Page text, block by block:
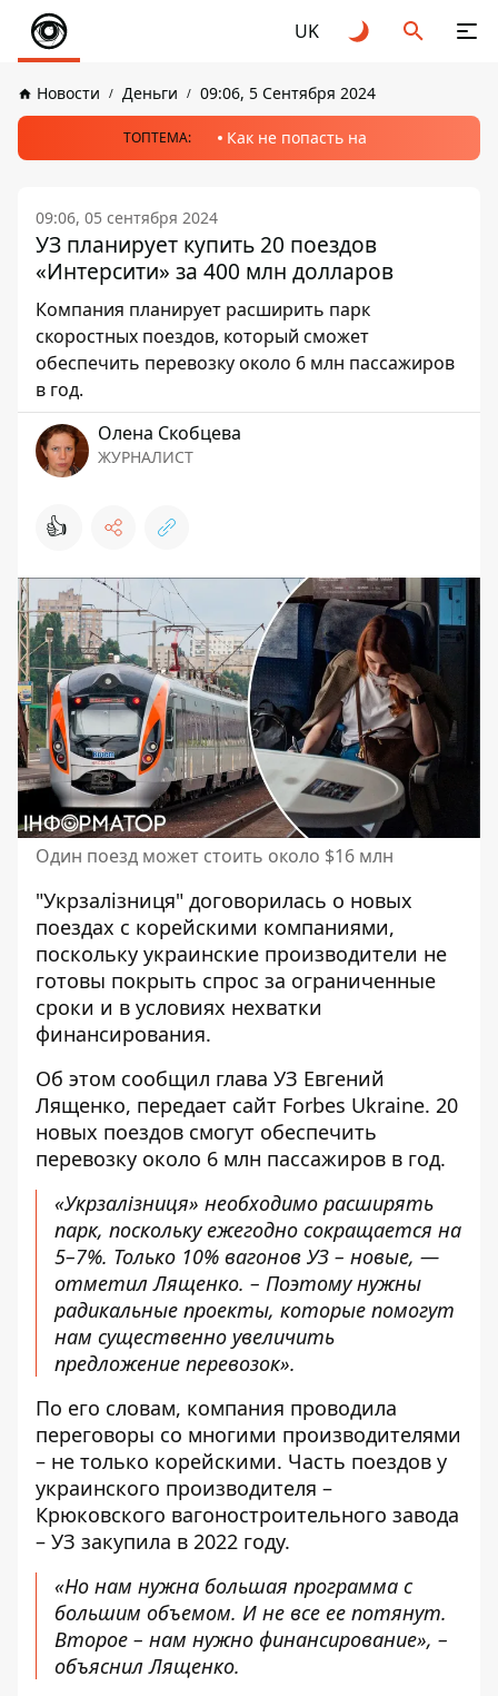
UK
Новости Деньги 09:06, 5 Сентября 2024
ТОПТЕМА: Как не попасть на
09:06, 05 сентября 2024
УЗ планирует купить 20 поездов
«Интерсити» за 400 млн долларов
Компания планирует расширить парк
скоростных поездов, который сможет
обеспечить перевозку около 6 млн пассажиров
в год.
Олена Скобцева
ЖУРНАЛИСТ
👍
Один поезд может стоить около $16 млн
"Укрзалізниця" договорилась о новых
поездах с корейскими компаниями,
поскольку украинские производители не
готовы покрыть спрос за ограниченные
сроки и в условиях нехватки
финансирования.
Об этом сообщил глава УЗ Евгений
Лященко, передает сайт Forbes Ukraine. 20
новых поездов смогут обеспечить
перевозку около 6 млн пассажиров в год.
«Укрзалізниця» необходимо расширять
парк, поскольку ежегодно сокращается на
5–7%. Только 10% вагонов УЗ – новые, —
отметил Лященко. – Поэтому нужны
радикальные проекты, которые помогут
нам существенно увеличить
предложение перевозок».
По его словам, компания проводила
переговоры со многими производителями
– не только корейскими. Часть поездов у
украинского производителя –
Крюковского вагоностроительного завода
– УЗ закупила в 2022 году.
«Но нам нужна большая программа с
большим объемом. И не все ее потянут.
Второе – нам нужно финансирование», –
объяснил Лященко.